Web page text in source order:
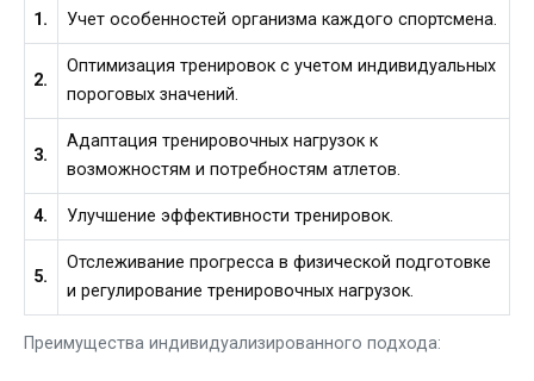
Преимущества индивидуализированного подхода:
1. Учет особенностей организма каждого спортсмена.
2.
Оптимизация тренировок с учетом индивидуальных
пороговых значений.
3.
Адаптация тренировочных нагрузок к
возможностям и потребностям атлетов.
4. Улучшение эффективности тренировок.
5.
Отслеживание прогресса в физической подготовке
и регулирование тренировочных нагрузок.